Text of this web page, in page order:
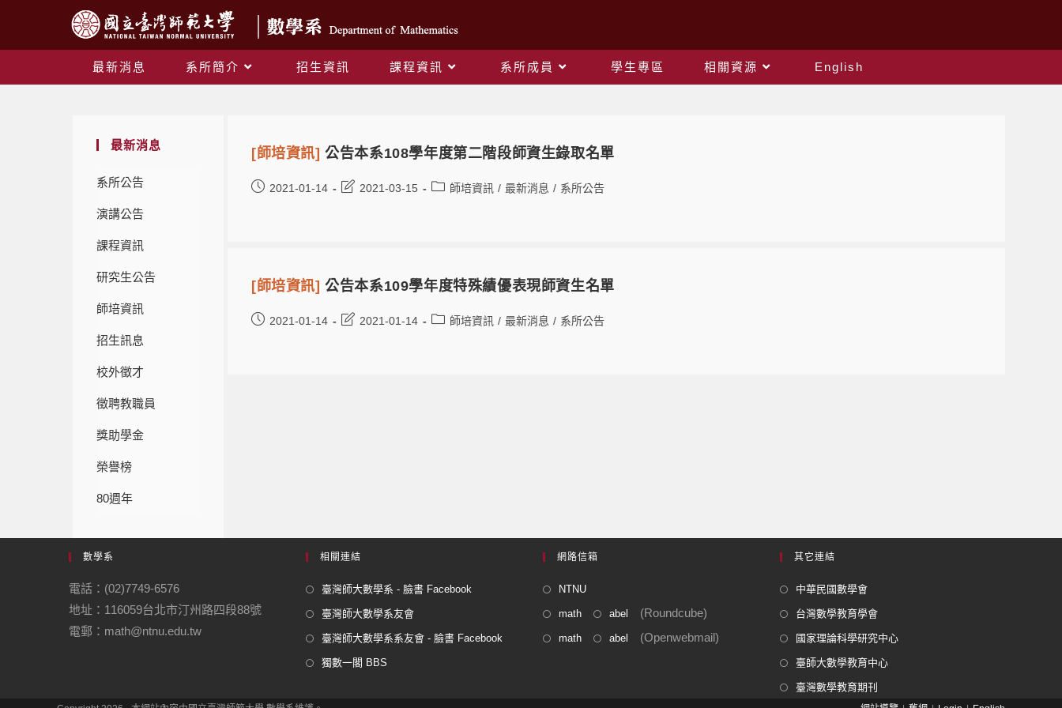
最新消息 系所簡介 招生資訊 課程資訊 系所成員 學生專區 相關資源
English
最新消息
系所公告
演講公告
課程資訊
研究生公告
師培資訊
招生訊息
校外徵才
徵聘教職員
獎助學金
榮譽榜
80週年
[師培資訊]公告本系108學年度第二階段師資生錄取名單
2021-01-14 2021-03-15 師培資訊 / 最新消息 / 系所公告
[師培資訊]公告本系109學年度特殊績優表現師資生名單
2021-01-14 2021-01-14 師培資訊 / 最新消息 / 系所公告
數學系
電話：(02)7749-6576
地址：116059台北市汀州路四段88號
電郵：math@ntnu.edu.tw
相關連結
臺灣師大數學系 - 臉書 Facebook
臺灣師大數學系友會
臺灣師大數學系系友會 - 臉書 Facebook
獨數一閣 BBS
網路信箱
NTNU
math abel (Roundcube)
math abel (Openwebmail)
其它連結
中華民國數學會
台灣數學教育學會
國家理論科學研究中心
臺師大數學教育中心
臺灣數學教育期刊